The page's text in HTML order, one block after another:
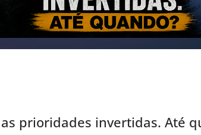
prioridades invertidas. Até